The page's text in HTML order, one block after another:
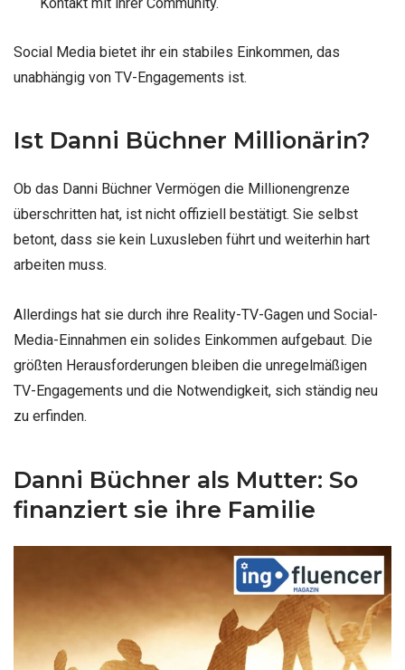
Social Media bietet ihr ein stabiles Einkommen, das
unabhängig von TV-Engagements ist.
Ist Danni Büchner Millionärin?
Ob das Danni Büchner Vermögen die Millionengrenze
überschritten hat, ist nicht offiziell bestätigt. Sie selbst
betont, dass sie kein Luxusleben führt und weiterhin hart
arbeiten muss.
Allerdings hat sie durch ihre Reality-TV-Gagen und Social-
Media-Einnahmen ein solides Einkommen aufgebaut. Die
größten Herausforderungen bleiben die unregelmäßigen
TV-Engagements und die Notwendigkeit, sich ständig neu
zu erfinden.
Danni Büchner als Mutter: So
finanziert sie ihre Familie